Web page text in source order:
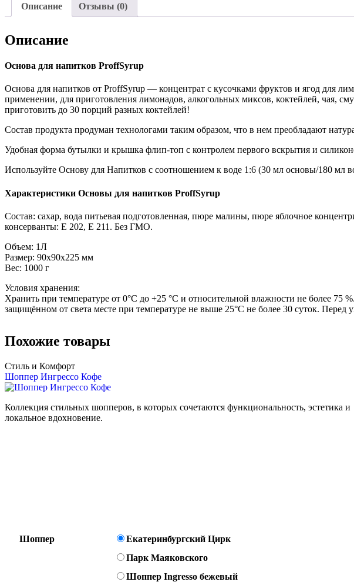
Описание Отзывы (0)
Описание
Основа для напитков ProffSyrup
Основа для напитков от ProffSyrup — концентрат с кусочками фруктов и ягод для
применении, для приготовления лимонадов, алкогольных миксов, коктейлей, чая,
приготовить до 30 порций разных коктейлей!
Состав продукта продуман технологами таким образом, что в нем преобладают
Удобная форма бутылки и крышка флип-топ с контролем первого вскрытия и
Используйте Основу для Напитков с соотношением к воде 1:6 (30 мл основы/180 мл
Характеристики Основы для напитков ProffSyrup
Состав: сахар, вода питьевая подготовленная, пюре малины, пюре яблочное
консерванты: Е 202, Е 211. Без ГМО.
Объем: 1Л
Размер: 90x90x225 мм
Вес: 1000 г
Условия хранения:
Хранить при температуре от 0°С до +25 °C и относительной влажности не более
защищённом от света месте при температуре не выше 25°C не более 30 суток. Перед
Похожие товары
Стиль и Комфорт
Шоппер Ингрессо Кофе
Коллекция стильных шопперов, в которых сочетаются функциональность, эстетика и
локальное вдохновение.
Шоппер
Екатеринбургский Цирк
Парк Маяковского
Шоппер Ingresso бежевый